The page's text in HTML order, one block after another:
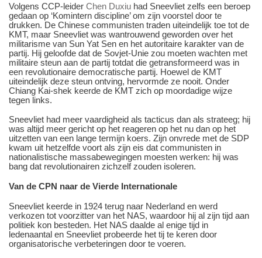
Volgens CCP-leider Chen Duxiu had Sneevliet zelfs een beroep
gedaan op ‘Komintern discipline’ om zijn voorstel door te
drukken. De Chinese communisten traden uiteindelijk toe tot de
KMT, maar Sneevliet was wantrouwend geworden over het
militarisme van Sun Yat Sen en het autoritaire karakter van de
partij. Hij geloofde dat de Sovjet-Unie zou moeten wachten met
militaire steun aan de partij totdat die getransformeerd was in
een revolutionaire democratische partij. Hoewel de KMT
uiteindelijk deze steun ontving, hervormde ze nooit. Onder
Chiang Kai-shek keerde de KMT zich op moordadige wijze
tegen links.
Sneevliet had meer vaardigheid als tacticus dan als strateeg; hij
was altijd meer gericht op het reageren op het nu dan op het
uitzetten van een lange termijn koers. Zijn onvrede met de SDP
kwam uit hetzelfde voort als zijn eis dat communisten in
nationalistische massabewegingen moesten werken: hij was
bang dat revolutionairen zichzelf zouden isoleren.
Van de CPN naar de Vierde Internationale
Sneevliet keerde in 1924 terug naar Nederland en werd
verkozen tot voorzitter van het NAS, waardoor hij al zijn tijd aan
politiek kon besteden. Het NAS daalde al enige tijd in
ledenaantal en Sneevliet probeerde het tij te keren door
organisatorische verbeteringen door te voeren.